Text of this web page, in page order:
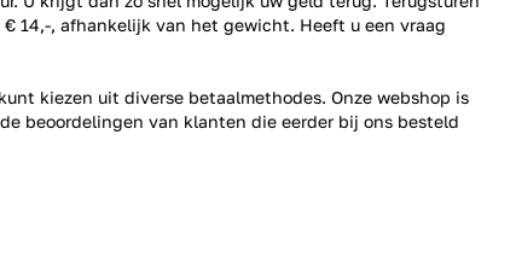
14,-, afhankelijk van het gewicht. Heeft u een vraag
kiezen uit diverse betaalmethodes. Onze webshop is
beoordelingen van klanten die eerder bij ons besteld